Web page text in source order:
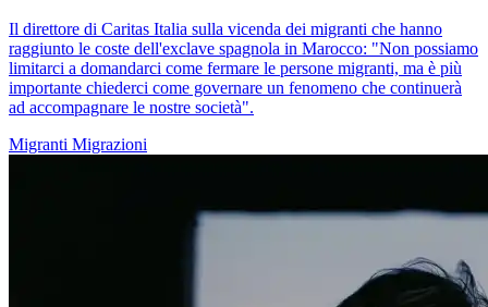
Il direttore di Caritas Italia sulla vicenda dei migranti che hanno
raggiunto le coste dell'exclave spagnola in Marocco: "Non possiamo
limitarci a domandarci come fermare le persone migranti, ma è più
importante chiederci come governare un fenomeno che continuerà
ad accompagnare le nostre società".
Migranti Migrazioni